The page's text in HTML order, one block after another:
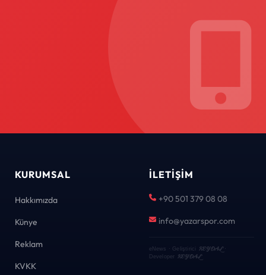
KURUMSAL
Hakkımızda
Künye
Reklam
KVKK
İLETIŞIM
+90 501 379 08 08
info@yazarspor.com
eNews · Geliştirici KEYDAL·
Developer KEYDAL